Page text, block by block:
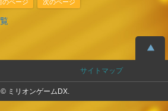
のページ 次のページ
サイトマップ
© ミリオンゲームDX.